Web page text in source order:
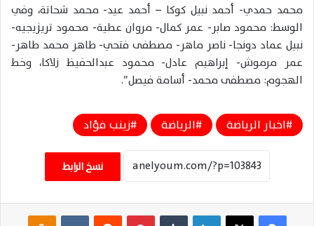
محمد حمدي- أحمد نبيل كوكا – أحمد عيد- محمد شحاتة، وفي
الوسط: محمود صابر- عمر كمال- مروان عطية- محمود تريزيجيه-
نبيل عماد دونجا- ناصر ماهر- مصطفى فتحي- طاهر محمد طاهر-
عمر مرموش- إبراهيم عادل- محمود عبدالحفيظ زلاكا، وخط
الهجوم: مصطفى محمد- أسامة فيصل”.
اخبار الرياضة الرياضة زينب فؤاد
نسخ الرابط
فيسبوك ‫X لينكدإن بينتيريست ‏VKontakte